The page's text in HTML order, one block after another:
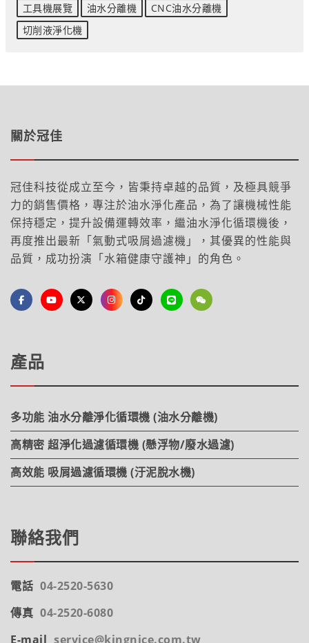
工具機展覽 油水分離機
CNC油水分離機
切削液淨化機
關於冠佳
冠佳科技從成立至今，皆秉持卓越的品質，及極具競爭
力的銷售價格，專注於油水淨化產品，為了讓機械性能
保持穩定，提升設備運轉效率，繼油水淨化循環機後，
再度推出最新「氣動式吸屑過濾機」，其優異的性能與
品質，成功扮演「水箱健康守護神」的角色。
產品
多功能 油水分離淨化循環機 (油水分離機)
高精密 超淨化過濾循環機 (懸浮物/廢水過濾)
高效能 吸屑過濾循環機 (汙泥脫水機)
聯絡我們
電話 04-2520-5630
傳真 04-2520-6080
E-mail service@kingnice.com.tw